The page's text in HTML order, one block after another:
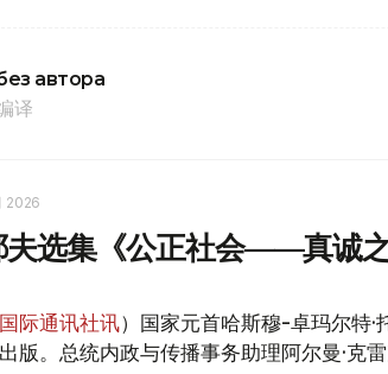
автора
译
2026
夫选集《公正社会——真诚
际通讯社讯）国家元首哈斯穆-卓玛尔特
版。总统内政与传播事务助理阿尔曼·克